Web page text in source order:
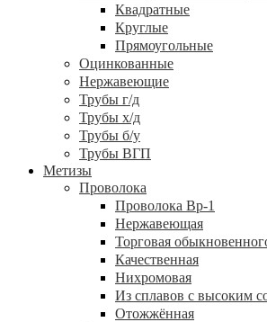
Квадратные
Круглые
Прямоугольные
Оцинкованные
Нержавеющие
Трубы г/д
Трубы х/д
Трубы б/у
Трубы ВГП
Метизы
Проволока
Проволока Вр-1
Нержавеющая
Торговая
Качественная
Нихромовая
Из сплавов с высоким
Отожжённая